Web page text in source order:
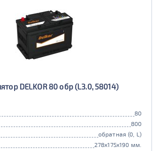
DELKOR 80 обр (L3.0, 58014)
80
800
обратная (0, L)
278x175x190 мм.